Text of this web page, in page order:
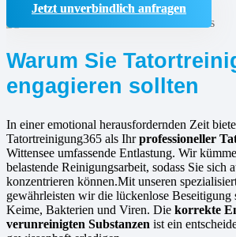
Jetzt unverbindlich anfragen
Warum Sie
engagieren sollten
In einer emotional herausfordernden Zeit
Tatortreinigung365 als Ihrprofessioneller
Wittensee umfassende Entlastung. Wir
belastende Reinigungsarbeit, sodass Sie sich
konzentrieren können.Mit unseren
gewährleisten wir die lückenlose
Keime, Bakterien und Viren. Die korrekte
verunreinigten Substanzen ist ein